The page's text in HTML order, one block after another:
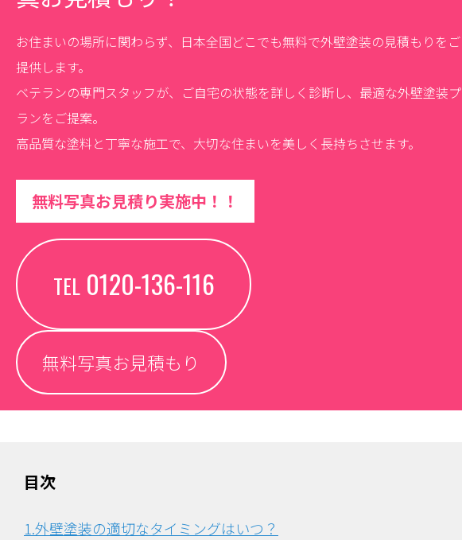
お住まいの場所に関わらず、日本全国どこでも無料で外壁塗装の見積もりをご
提供します。
ベテランの専門スタッフが、ご自宅の状態を詳しく診断し、最適な外壁塗装プ
ランをご提案。
高品質な塗料と丁寧な施工で、大切な住まいを美しく長持ちさせます。
無料写真お見積り実施中！！
TEL0120-136-116
無料写真お見積もり
目次
1.外壁塗装の適切なタイミングはいつ？